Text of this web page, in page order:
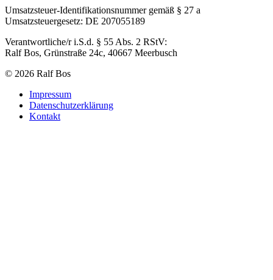
Umsatzsteuer-Identifikationsnummer gemäß § 27 a
Umsatzsteuergesetz: DE 207055189
Verantwortliche/r i.S.d. § 55 Abs. 2 RStV:
Ralf Bos, Grünstraße 24c, 40667 Meerbusch
© 2026 Ralf Bos
Impressum
Datenschutzerklärung
Kontakt